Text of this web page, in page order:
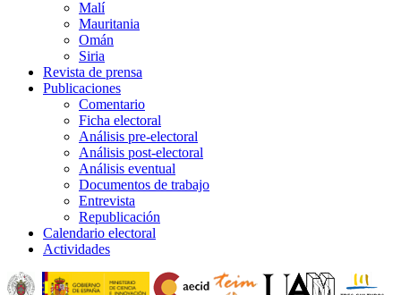
Malí
Mauritania
Omán
Siria
Revista de prensa
Publicaciones
Comentario
Ficha electoral
Análisis pre-electoral
Análisis post-electoral
Análisis eventual
Documentos de trabajo
Entrevista
Republicación
Calendario electoral
Actividades